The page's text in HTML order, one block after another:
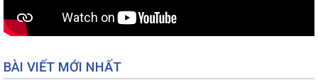
BÀI VIẾT MỚI NHẤT